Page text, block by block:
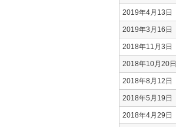
2019年4月13日
2019年3月16日
2018年11月3日
2018年10月20日
2018年8月12日
2018年5月19日
2018年4月29日